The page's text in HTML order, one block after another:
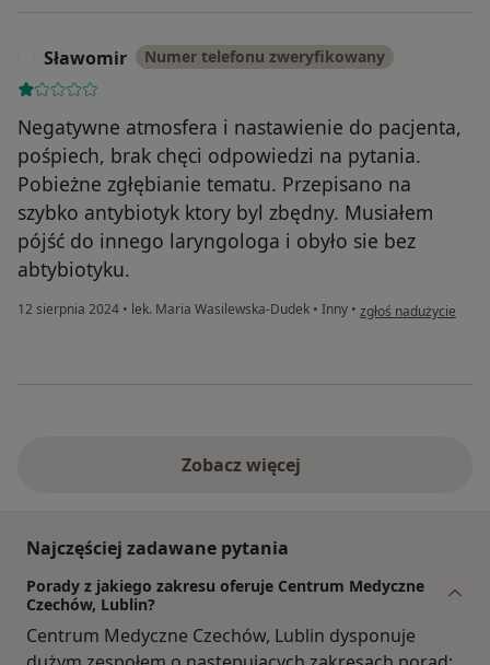
Sławomir Numer telefonu zweryfikowany
Negatywne atmosfera i nastawienie do pacjenta,
pośpiech, brak chęci odpowiedzi na pytania.
Pobieżne zgłębianie tematu. Przepisano na
szybko antybiotyk ktory byl zbędny. Musiałem
pójść do innego laryngologa i obyło sie bez
abtybiotyku.
12 sierpnia 2024 • lek. Maria Wasilewska-Dudek • Inny • w opinii użytkownika
zgłoś nadużycie
Zobacz więcej
Najczęściej zadawane pytania
Porady z jakiego zakresu oferuje Centrum Medyczne
Czechów, Lublin?
Centrum Medyczne Czechów, Lublin dysponuje